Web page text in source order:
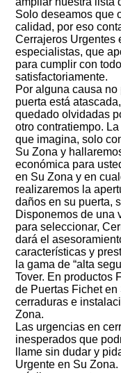
Solo deseamos que
calidad, por eso
Cerrajeros Urgentes
especialistas, que
para cumplir con
satisfactoriamente.
Por alguna causa
puerta está
quedado olvidadas
otro contratiempo.
que imagina, solo
Su Zona y
económica para
en Su Zona y en
realizaremos la
daños en su puerta,
Disponemos de una
para seleccionar,
dará el
características y
la gama de “alta
Tover. En productos
de Puertas Fichet
cerraduras e
Zona.
Las urgencias en
inesperados que
llame sin dudar y
Urgente en Su